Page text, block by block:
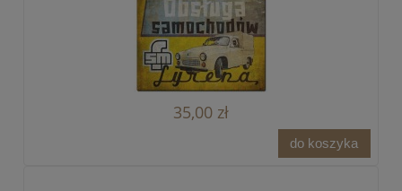
35,00 zł
do koszyka